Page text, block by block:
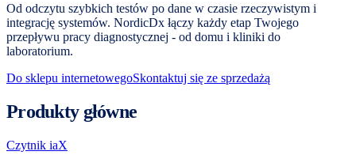
Od odczytu szybkich testów po dane w czasie rzeczywistym i
integrację systemów. NordicDx łączy każdy etap Twojego
przepływu pracy diagnostycznej - od domu i kliniki do
laboratorium.
Do sklepu internetowegoSkontaktuj się ze sprzedażą
Produkty główne
Czytnik iaX